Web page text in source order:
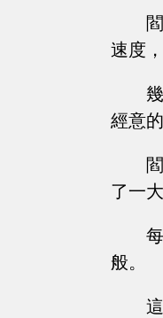
速度
經意
了一
般。